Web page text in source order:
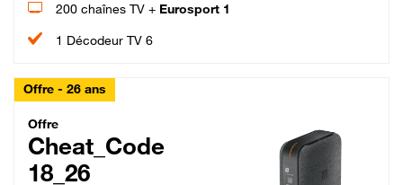
200 chaînes TV + Eurosport 1
1 Décodeur TV 6
Offre - 26 ans
Cheat_Code Fibre_18_26
Offre
Cheat_Code
18_26